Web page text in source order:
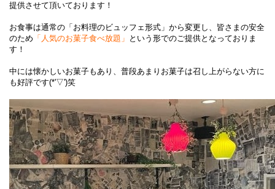
提供させて頂いております！
お食事は通常の「お料理のビュッフェ形式」から変更し、皆さまの安全
のため 「人気のお菓子食べ放題」 という形でのご提供となっておりま
す！
中には懐かしいお菓子もあり、普段あまりお菓子は召し上がらない方に
も好評です(*'▽')笑